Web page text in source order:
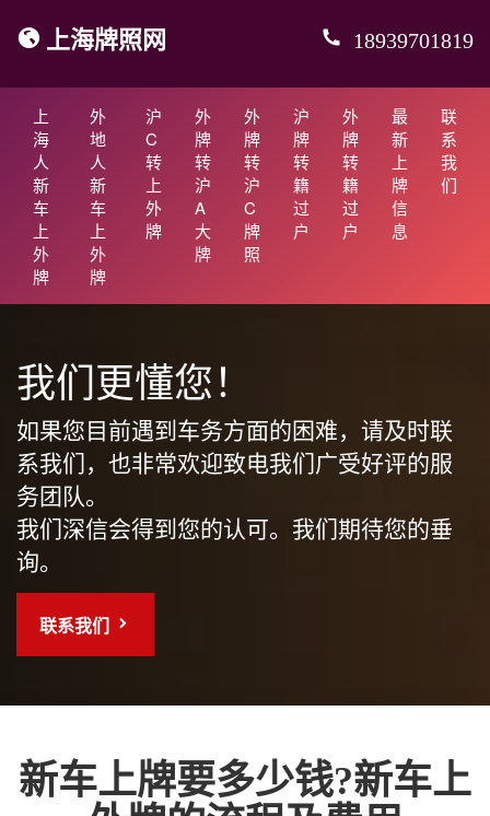
上海牌照网 18939701819
上
海
人
新
车
上
外
牌
外
地
人
新
车
上
外
牌
沪
C
转
上
外
牌
外
牌
转
沪
A
大
牌
外
牌
转
沪
C
牌
照
沪
牌
转
籍
过
户
外
牌
转
籍
过
户
最
新
上
牌
信
息
联
系
我
们
我们更懂您！
如果您目前遇到车务方面的困难，请及时联
系我们，也非常欢迎致电我们广受好评的服
务团队。
我们深信会得到您的认可。我们期待您的垂
询。
联系我们
新车上牌要多少钱?新车上